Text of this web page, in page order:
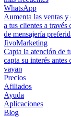
WhatsApp
Aumenta las ventas y
a tus clientes a través
de mensajería
JivoMarketing
Capta la atención de
capta su interés antes
vayan
Precios
Afiliados
Ayuda
Aplicaciones
Blog